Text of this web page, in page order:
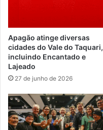
Apagão atinge diversas
cidades do Vale do Taquari,
incluindo Encantado e
Lajeado
27 de junho de 2026